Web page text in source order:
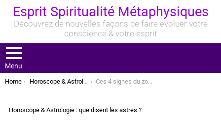
Esprit Spiritualité Métaphysiques
Découvrez de nouvelles façons de faire évoluer votre
conscience & votre esprit
Menu
You are here:
Home Horoscope & Astrologie : que disent les astres ? Ces 4 signes du zodiaque seront le plus affectés par l’éclipse lunaire de la lune de sang de novembre
Horoscope & Astrologie : que disent les astres ?